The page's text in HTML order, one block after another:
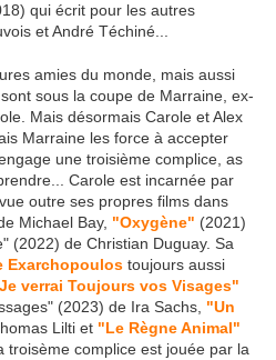
qui écrit pour les autres
et André Téchiné...
amies du monde, mais aussi
sous la coupe de Marraine, ex-
Mais désormais Carole et Alex
Marraine les force à accepter
une troisième complice, as
Carole est incarnée par
outre ses propres films dans
Michael Bay, "Oxygène" (2021)
(2022) de Christian Duguay. Sa
Exarchopoulos toujours aussi
verrai Toujours vos Visages"
(2023) de Ira Sachs, "Un
Lilti et "Le Règne Animal"
troisème complice est jouée par la